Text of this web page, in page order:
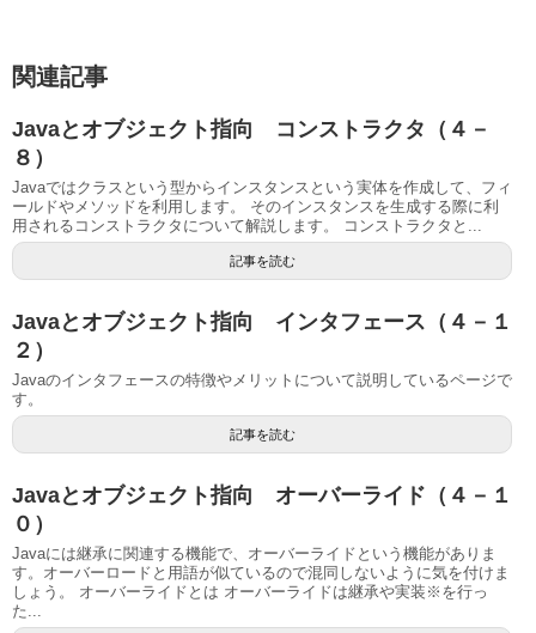
関連記事
Javaとオブジェクト指向 コンストラクタ（４－
８）
Javaではクラスという型からインスタンスという実体を作成して、フィ
ールドやメソッドを利用します。 そのインスタンスを生成する際に利
用されるコンストラクタについて解説します。 コンストラクタと...
記事を読む
Javaとオブジェクト指向 インタフェース（４－１
２）
Javaのインタフェースの特徴やメリットについて説明しているページで
す。
記事を読む
Javaとオブジェクト指向 オーバーライド（４－１
０）
Javaには継承に関連する機能で、オーバーライドという機能がありま
す。オーバーロードと用語が似ているので混同しないように気を付けま
しょう。 オーバーライドとは オーバーライドは継承や実装※を行っ
た...